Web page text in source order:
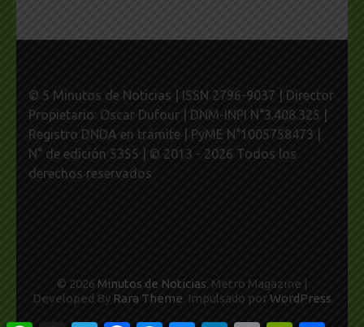
© 5 Minutos de Noticias | ISSN 2796-9037 | Director
Propietario: Oscar Dufour | DNM-INPI N°3.408.325 |
Registro DNDA en trámite | PyME N°1005758473 |
N° de edición 5355 | © 2013 - 2026 Todos los
derechos reservados
© 2026 Minutos de Noticias. Metro Magazine |
Developed By Rara Theme. Impulsado por WordPress